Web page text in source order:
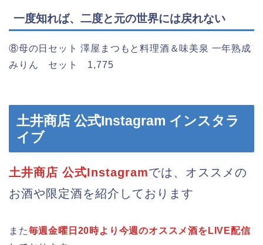
一度知れば、二度と元の世界には戻れない
⑧母の日セット 澤屋まつもと料理酒＆味美泉 一年熟成
みりん セット 1,775
土井商店 公式Instagram インスタラ
イブ
土井商店 公式Instagramでは、オススメの
お酒や限定酒を紹介しております
また毎週金曜日20時より今週のオススメ酒をLIVE配信